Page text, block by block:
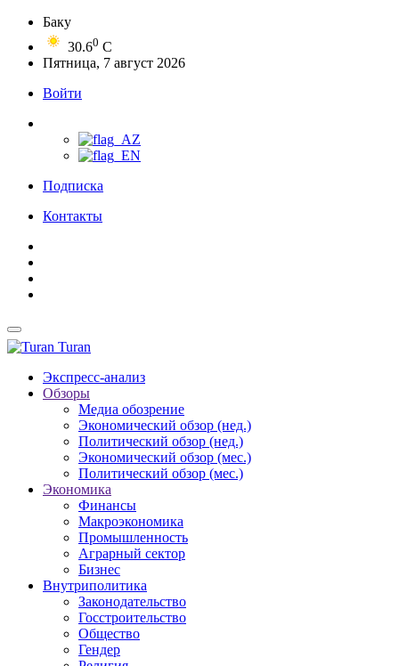
Баку
30.60 C
Пятница, 7 август 2026
Войти
Подписка
Контакты
Turan
Экспресс-анализ
Обзоры
Медиа обозрение
Экономический обзор (нед.)
Политический обзор (нед.)
Экономический обзор (мес.)
Политический обзор (мес.)
Экономика
Финансы
Макроэкономика
Промышленность
Аграрный сектор
Бизнес
Внутриполитика
Законодательство
Госстроительство
Общество
Гендер